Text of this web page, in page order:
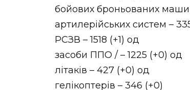
бойових броньованих
артилерійських систем –
РСЗВ – 1518 (+1) од
засоби ППО / – 1225 (+0) од
літаків – 427 (+0) од
гелікоптерів – 346 (+0)